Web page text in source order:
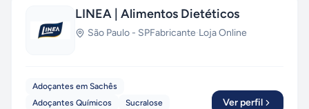
LINEA | Alimentos Dietéticos
São Paulo - SPFabricante·Loja Online
Adoçantes em Sachês
Adoçantes Químicos
Sucralose
Ver perfil